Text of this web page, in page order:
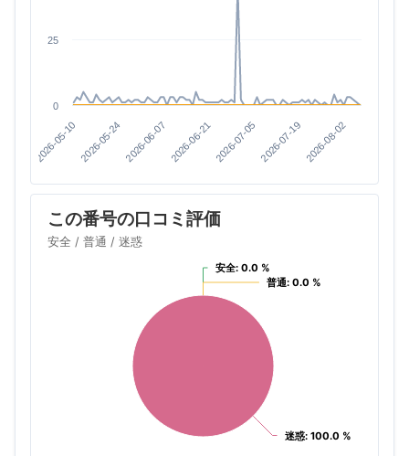
2026-05-10 2026-05-24 2026-06-07 2026-06-21 2026-07-05 2026-07-19 2026-08-02
0
25
この番号の口コミ評価
安全 / 普通 / 迷惑
安全: 0.0 %
安全: 0.0 %
普通: 0.0 %
普通: 0.0 %
迷惑: 100.0 %
迷惑: 100.0 %